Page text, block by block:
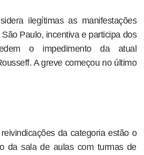
ilegítimas as manifestações
Paulo, incentiva e participa dos
o impedimento da atual
A greve começou no último
da categoria estão o
da sala de aulas com turmas de